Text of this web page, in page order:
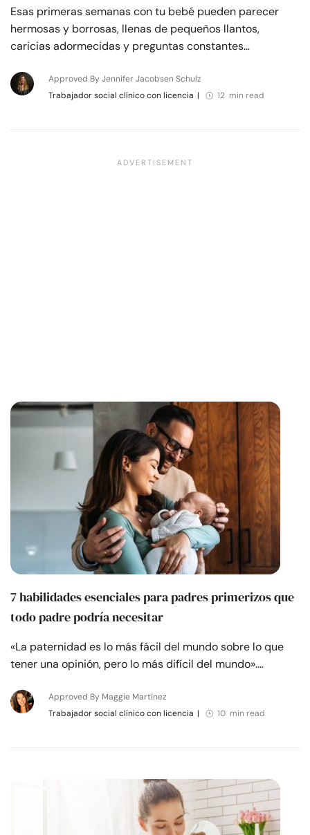
Esas primeras semanas con tu bebé pueden parecer
hermosas y borrosas, llenas de pequeños llantos,
caricias adormecidas y preguntas constantes…
Approved By Jennifer Jacobsen Schulz
Trabajador social clínico con licencia | 12 min read
7 habilidades esenciales para padres primerizos que
todo padre podría necesitar
«La paternidad es lo más fácil del mundo sobre lo que
tener una opinión, pero lo más difícil del mundo».…
Approved By Maggie Martínez
Trabajador social clínico con licencia | 10 min read